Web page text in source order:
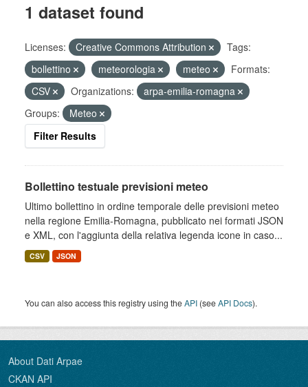
1 dataset found
Licenses: Creative Commons Attribution
Tags:
bollettino
meteorologia meteo
Formats:
CSV
Organizations:
arpa-emilia-romagna
Groups:
Meteo
Filter Results
Bollettino testuale previsioni meteo
Ultimo bollettino in ordine temporale delle previsioni meteo
nella regione Emilia-Romagna, pubblicato nei formati JSON
e XML, con l'aggiunta della relativa legenda icone in caso...
CSV JSON
You can also access this registry using theAPI (seeAPI Docs).
About Dati Arpae
CKAN API